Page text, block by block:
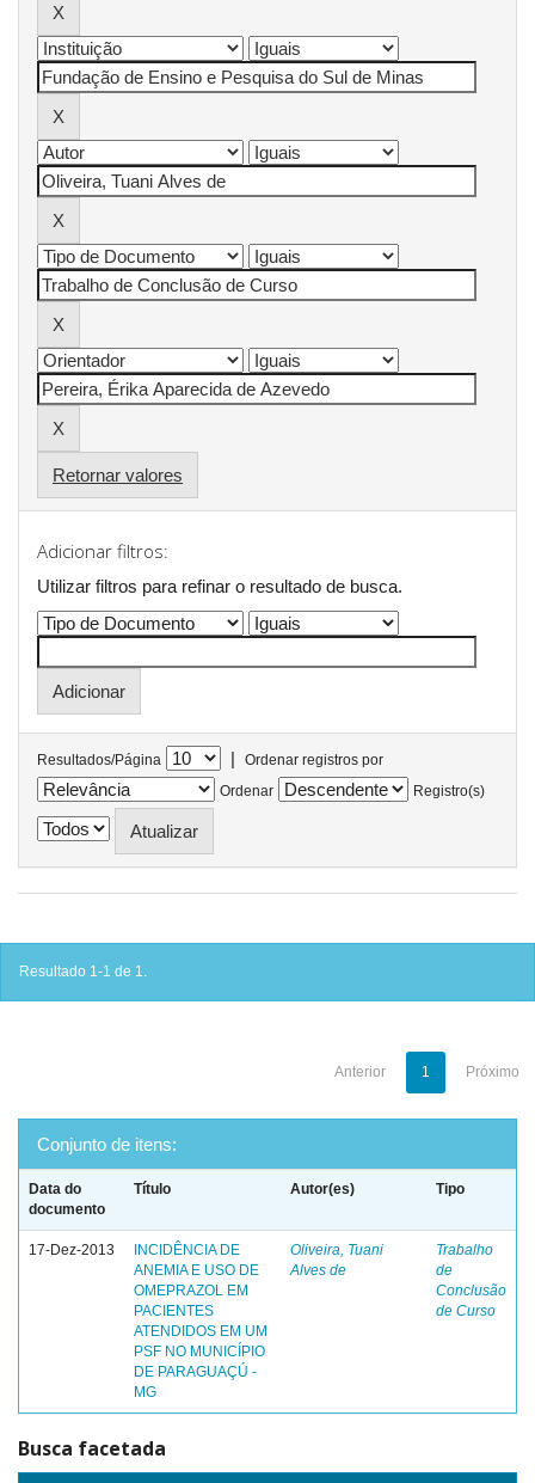
Retornar valores
Adicionar filtros:
Utilizar filtros para refinar o resultado de busca.
Resultados/Página |
Ordenar registros por
Ordenar
Registro(s)
Resultado 1-1 de 1.
Anterior 1 Próximo
Conjunto de itens:
Data do
documento
Título Autor(es) Tipo
17-Dez-2013
INCIDÊNCIA DE
ANEMIA E USO DE
OMEPRAZOL EM
PACIENTES
ATENDIDOS EM UM
PSF NO MUNICÍPIO
DE PARAGUAÇÚ -
MG
Oliveira, Tuani
Alves de
Trabalho
de
Conclusão
de Curso
Busca facetada